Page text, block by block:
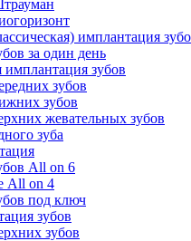
имплантация
за один день
зубов
зубов
зубов
жевательных зубов
зуба
All on 6
All on 4
под ключ
зубов
зубов